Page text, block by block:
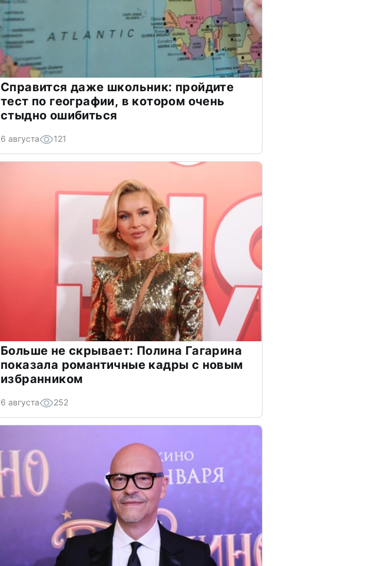
Справится даже школьник: пройдите
тест по географии, в котором очень
стыдно ошибиться
6 августа 121
Больше не скрывает: Полина Гагарина
показала романтичные кадры с новым
избранником
6 августа 252